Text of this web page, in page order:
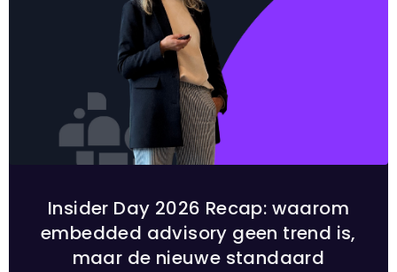
Insider Day 2026 Recap: waarom
embedded advisory geen trend is,
maar de nieuwe standaard